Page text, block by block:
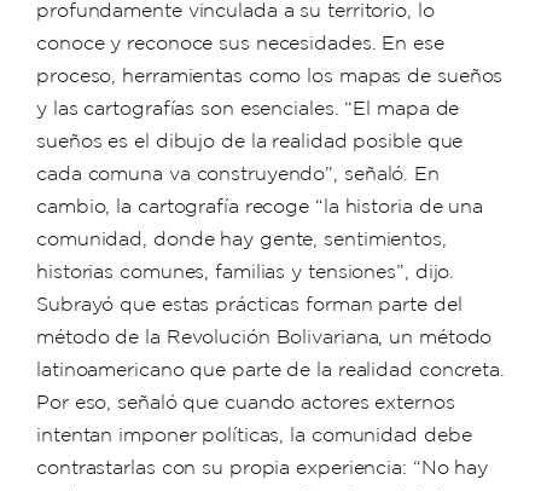
profundamente vinculada a su territorio, lo
conoce y reconoce sus necesidades. En ese
proceso, herramientas como los mapas de sueños
y las cartografías son esenciales. “El mapa de
sueños es el dibujo de la realidad posible que
cada comuna va construyendo”, señaló. En
cambio, la cartografía recoge “la historia de una
comunidad, donde hay gente, sentimientos,
historias comunes, familias y tensiones”, dijo.
Subrayó que estas prácticas forman parte del
método de la Revolución Bolivariana, un método
latinoamericano que parte de la realidad concreta.
Por eso, señaló que cuando actores externos
intentan imponer políticas, la comunidad debe
contrastarlas con su propia experiencia: “No hay